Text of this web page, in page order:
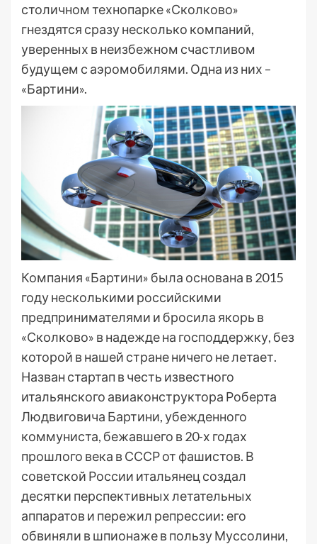
столичном технопарке «Сколково»
гнездятся сразу несколько компаний,
уверенных в неизбежном счастливом
будущем с аэромобилями. Одна из них –
«Бартини».
Компания «Бартини» была основана в 2015
году несколькими российскими
предпринимателями и бросила якорь в
«Сколково» в надежде на господдержку, без
которой в нашей стране ничего не летает.
Назван стартап в честь известного
итальянского авиаконструктора Роберта
Людвиговича Бартини, убежденного
коммуниста, бежавшего в 20-х годах
прошлого века в СССР от фашистов. В
советской России итальянец создал
десятки перспективных летательных
аппаратов и пережил репрессии: его
обвиняли в шпионаже в пользу Муссолини,